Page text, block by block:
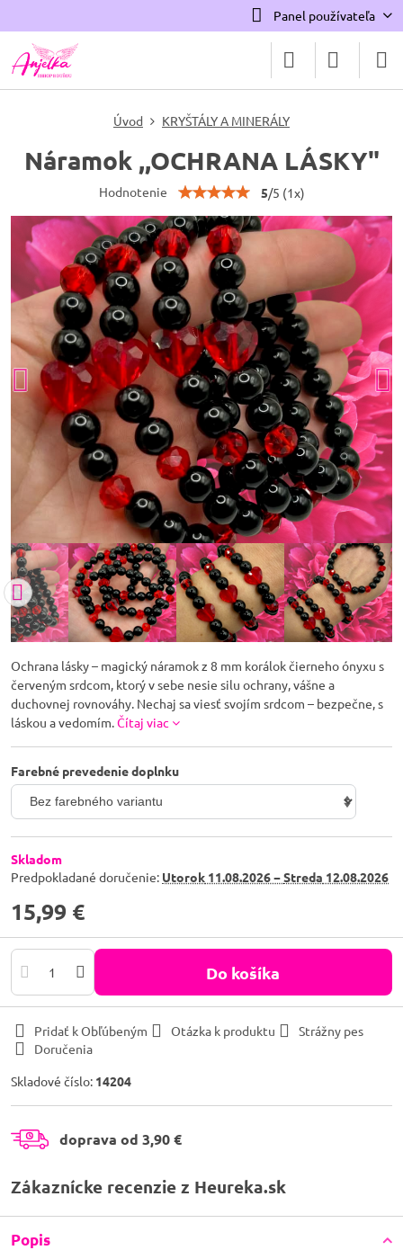
Panel používateľa
Úvod KRYŠTÁLY A MINERÁLY
Náramok ,,OCHRANA LÁSKY"
Hodnotenie 5/5 (1x)
Ochrana lásky – magický náramok z 8 mm korálok čierneho ónyxu s
červeným srdcom, ktorý v sebe nesie silu ochrany, vášne a
duchovnej rovnováhy. Nechaj sa viesť svojím srdcom – bezpečne, s
láskou a vedomím.Čítaj viac
Farebné prevedenie doplnku
Skladom
Predpokladané doručenie: Utorok 11.08.2026 −Streda 12.08.2026
15,99 €
Do košíka
Pridať k Obľúbeným Otázka k produktu
Strážny pes
Doručenia
Skladové číslo: 14204
doprava od 3,90 €
Zákaznícke recenzie z Heureka.sk
Popis